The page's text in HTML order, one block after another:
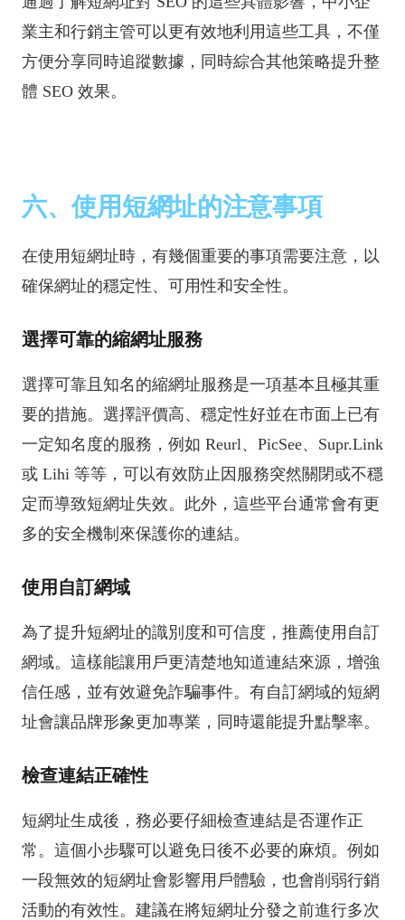
業主和行銷主管可以更有效地利用這些工具，不僅
方便分享同時追蹤數據，同時綜合其他策略提升整
體 SEO 效果。
六、使用短網址的注意事項
在使用短網址時，有幾個重要的事項需要注意，以
確保網址的穩定性、可用性和安全性。
選擇可靠的縮網址服務
選擇可靠且知名的縮網址服務是一項基本且極其重
要的措施。選擇評價高、穩定性好並在市面上已有
一定知名度的服務，例如 Reurl、PicSee、Supr.Link
或 Lihi 等等，可以有效防止因服務突然關閉或不穩
定而導致短網址失效。此外，這些平台通常會有更
多的安全機制來保護你的連結。
使用自訂網域
為了提升短網址的識別度和可信度，推薦使用自訂
網域。這樣能讓用戶更清楚地知道連結來源，增強
信任感，並有效避免詐騙事件。有自訂網域的短網
址會讓品牌形象更加專業，同時還能提升點擊率。
檢查連結正確性
短網址生成後，務必要仔細檢查連結是否運作正
常。這個小步驟可以避免日後不必要的麻煩。例如
一段無效的短網址會影響用戶體驗，也會削弱行銷
活動的有效性。建議在將短網址分發之前進行多次